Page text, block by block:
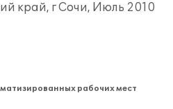
край, г Сочи, Июль 2010
рабочих мест